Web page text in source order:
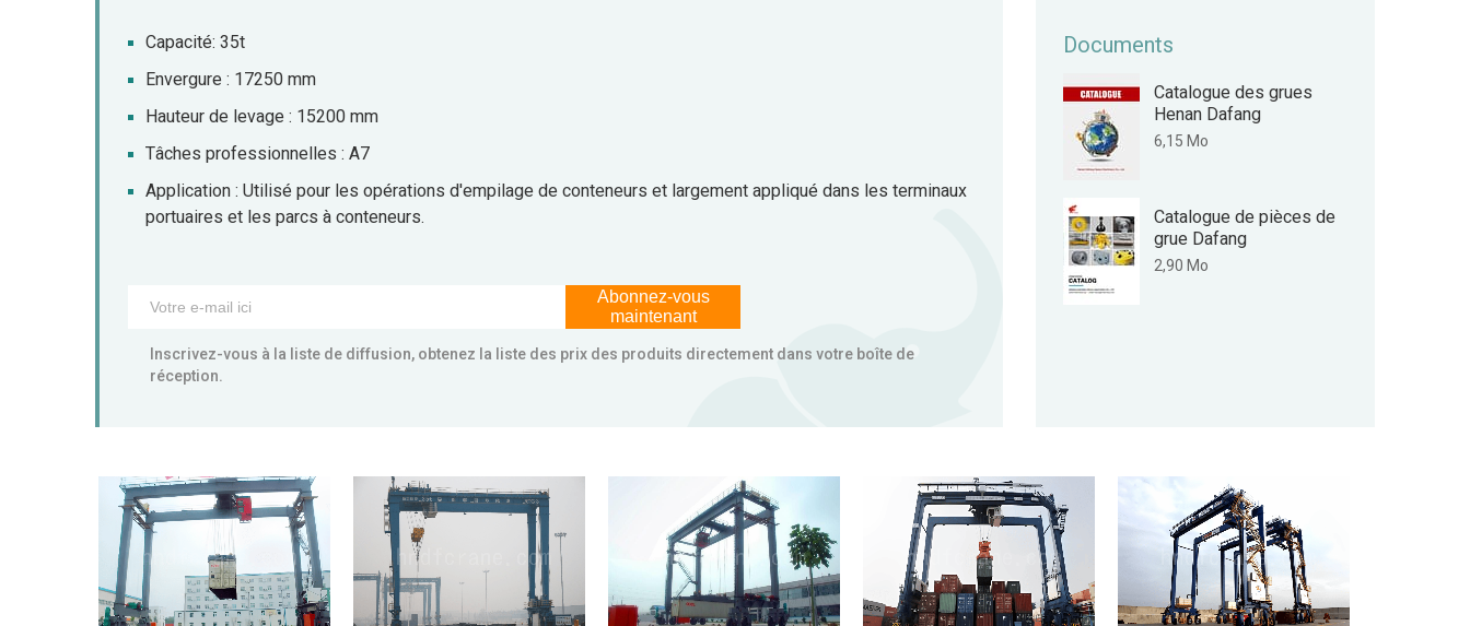
Capacité: 35t
Envergure : 17250 mm
Hauteur de levage : 15200 mm
Tâches professionnelles : A7
Application : Utilisé pour les opérations d'empilage de conteneurs et largement appliqué dans les terminaux
portuaires et les parcs à conteneurs.
Abonnez-vous
maintenant
Inscrivez-vous à la liste de diffusion, obtenez la liste des prix des produits directement dans votre boîte de
réception.
Documents
Catalogue des grues
Henan Dafang
6,15 Mo
Catalogue de pièces de
grue Dafang
2,90 Mo